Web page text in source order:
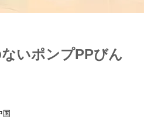
いポンプPPびん
国